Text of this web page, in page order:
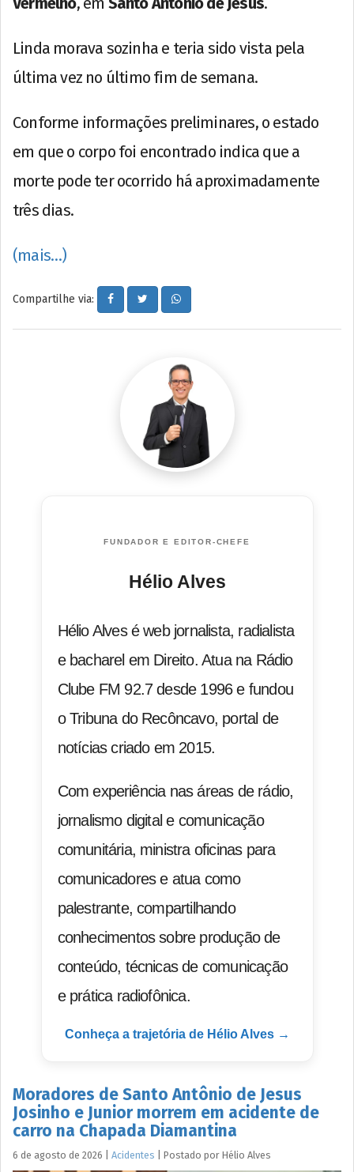
Linda morava sozinha e teria sido vista pela
última vez no último fim de semana.
Conforme informações preliminares, o estado
em que o corpo foi encontrado indica que a
morte pode ter ocorrido há aproximadamente
três dias.
(mais…)
Compartilhe via:
FUNDADOR E EDITOR-CHEFE
Hélio Alves
Hélio Alves é web jornalista, radialista
e bacharel em Direito. Atua na Rádio
Clube FM 92.7 desde 1996 e fundou
o Tribuna do Recôncavo, portal de
notícias criado em 2015.
Com experiência nas áreas de rádio,
jornalismo digital e comunicação
comunitária, ministra oficinas para
comunicadores e atua como
palestrante, compartilhando
conhecimentos sobre produção de
conteúdo, técnicas de comunicação
e prática radiofônica.
Conheça a trajetória de Hélio Alves →
Moradores de Santo Antônio de Jesus
Josinho e Junior morrem em acidente de
carro na Chapada Diamantina
6 de agosto de 2026 Acidentes Postado por Hélio Alves